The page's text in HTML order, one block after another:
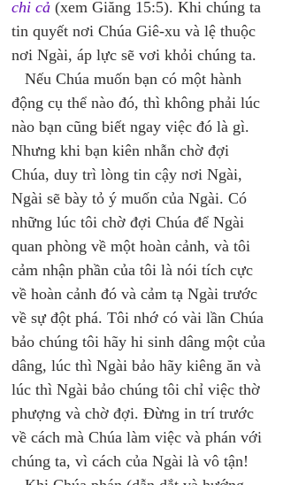
chi cả (xem Giăng 15:5). Khi chúng ta
tin quyết nơi Chúa Giê-xu và lệ thuộc
nơi Ngài, áp lực sẽ vơi khỏi chúng ta.
Nếu Chúa muốn bạn có một hành
động cụ thể nào đó, thì không phải lúc
nào bạn cũng biết ngay việc đó là gì.
Nhưng khi bạn kiên nhẫn chờ đợi
Chúa, duy trì lòng tin cậy nơi Ngài,
Ngài sẽ bày tỏ ý muốn của Ngài. Có
những lúc tôi chờ đợi Chúa để Ngài
quan phòng về một hoàn cảnh, và tôi
cảm nhận phần của tôi là nói tích cực
về hoàn cảnh đó và cảm tạ Ngài trước
về sự đột phá. Tôi nhớ có vài lần Chúa
bảo chúng tôi hãy hi sinh dâng một của
dâng, lúc thì Ngài bảo hãy kiêng ăn và
lúc thì Ngài bảo chúng tôi chỉ việc thờ
phượng và chờ đợi. Đừng in trí trước
về cách mà Chúa làm việc và phán với
chúng ta, vì cách của Ngài là vô tận!